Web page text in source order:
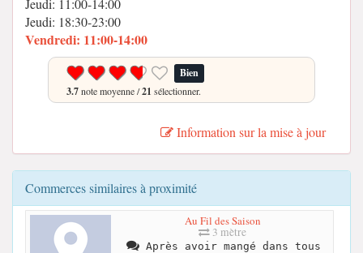
Jeudi: 11:00-14:00
Jeudi: 18:30-23:00
Vendredi: 11:00-14:00
Bien
3.7note moyenne /21 sélectionner.
Information sur la mise à jour
Commerces similaires à proximité
Au Fil des Saison
3 mètre
Après avoir mangé dans tous